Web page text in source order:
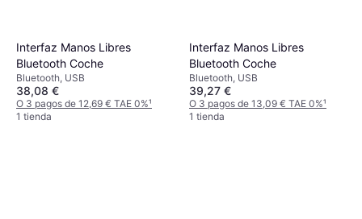
Interfaz Manos Libres
Bluetooth Coche
Bluetooth, USB
38,08 €
O 3 pagos de 12,69 € TAE 0%¹
1 tienda
Interfaz Manos Libres
Bluetooth Coche
Bluetooth, USB
39,27 €
O 3 pagos de 13,09 € TAE 0%¹
1 tienda